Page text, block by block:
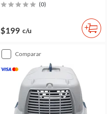
(0)
$199 c/u
comparar